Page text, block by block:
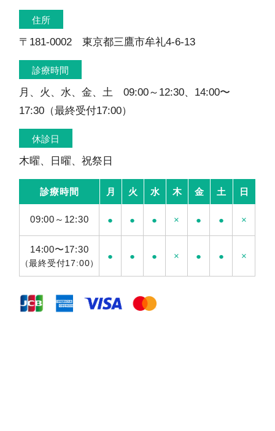
住所
〒181-0002 東京都三鷹市牟礼4-6-13
診療時間
月、火、水、金、土 09:00～12:30、14:00〜
17:30（最終受付17:00）
休診日
木曜、日曜、祝祭日
診療時間 月 火 水 木 金 土 日
09:00～12:30 ● ● ● × ● ● ×
14:00〜17:30
（最終受付17:00）
● ● ● × ● ● ×